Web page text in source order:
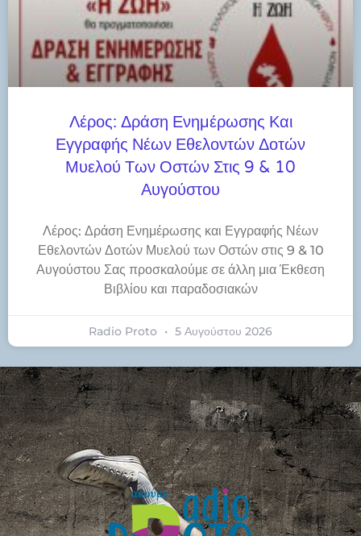
Λέρος: Δράση Ενημέρωσης Και
Εγγραφής Νέων Εθελοντών Δοτών
Μυελού Των Οστών Στις 9 & 10
Αυγούστου
Λέρος: Δράση Ενημέρωσης και Εγγραφής Νέων
Εθελοντών Δοτών Μυελού των Οστών στις 9 & 10
Αυγούστου Σας προσκαλούμε σε άλλη μια Έκθεση
Βιβλίου και παραδοσιακών
Radio Proto 5 Αυγούστου 2026